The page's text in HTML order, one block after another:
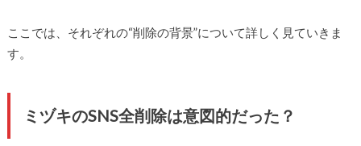
ここでは、それぞれの“削除の背景”について詳しく見ていきま
す。
ミヅキのSNS全削除は意図的だった？